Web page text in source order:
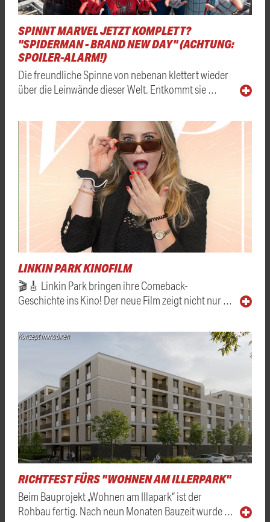
SPINNT MARVEL JETZT KOMPLETT?
"SPIDERMAN - BRAND NEW DAY" (ACHTUNG:
SPOILER-ALARM!)
Die freundliche Spinne von nebenan klettert wieder
über die Leinwände dieser Welt. Entkommt sie …
LINKIN PARK KINOFILM
🎬🎸 Linkin Park bringen ihre Comeback-
Geschichte ins Kino! Der neue Film zeigt nicht nur …
Konzept Immobilien
RICHTFEST FÜRS "WOHNEN AM ILLERPARK"
Beim Bauprojekt „Wohnen am Illapark“ ist der
Rohbau fertig. Nach neun Monaten Bauzeit wurde …